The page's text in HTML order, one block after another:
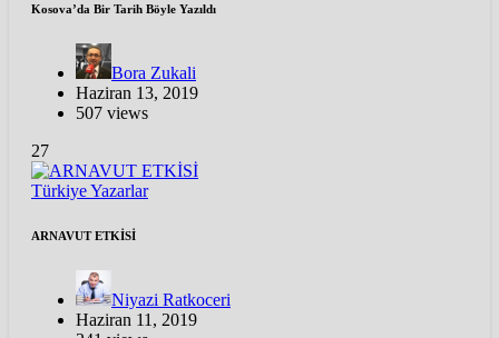
Kosova’da Bir Tarih Böyle Yazıldı
Bora Zukali
Haziran 13, 2019
507 views
27
TürkiyeYazarlar
ARNAVUT ETKİSİ
Niyazi Ratkoceri
Haziran 11, 2019